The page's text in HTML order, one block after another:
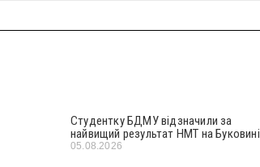
Студентку БДМУ відзначили за
найвищий результат НМТ на Буковині
05.08.2026